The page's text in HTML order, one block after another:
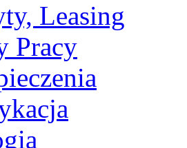
Leasing
Pracy